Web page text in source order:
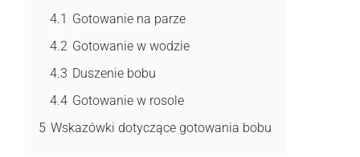
4.1 Gotowanie na parze
4.2 Gotowanie w wodzie
4.3 Duszenie bobu
4.4 Gotowanie w rosole
5 Wskazówki dotyczące gotowania bobu